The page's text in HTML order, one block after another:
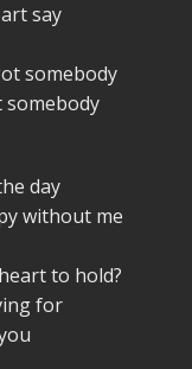
say
somebody
somebody
day
without me
to hold?
for